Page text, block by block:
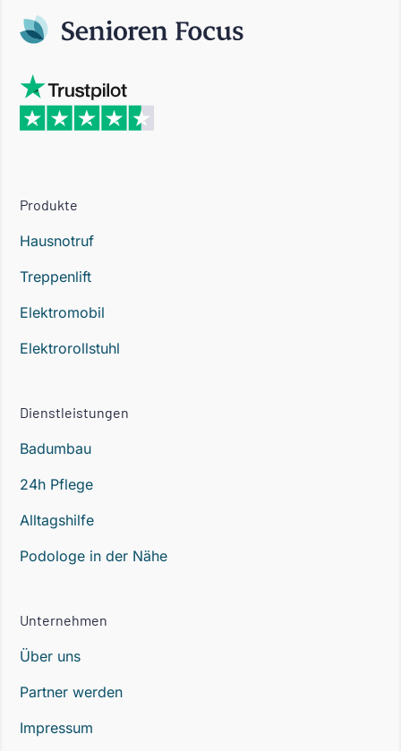
Produkte
Hausnotruf
Treppenlift
Elektromobil
Elektrorollstuhl
Dienstleistungen
Badumbau
24h Pflege
Alltagshilfe
Podologe in der Nähe
Unternehmen
Über uns
Partner werden
Impressum